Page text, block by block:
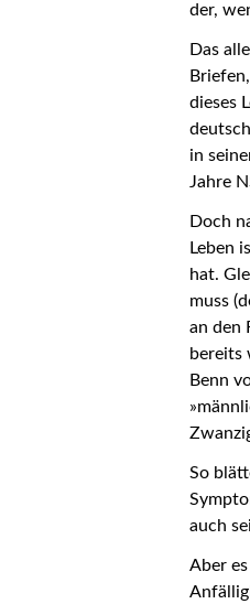
der,
Das
dieses
in
Jahre
Doch
Leben
hat.
muss
an den
bereits
Benn
So
auch
Aber